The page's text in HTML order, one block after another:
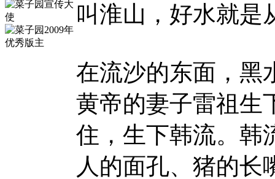
叫淮山，好水就是
在流沙的东面，黑
黄帝的妻子雷祖生
住，生下韩流。韩
人的面孔、猪的长